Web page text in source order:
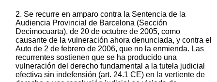
2. Se recurre en amparo contra la Sentencia de la
Audiencia Provincial de Barcelona (Sección
Decimocuarta), de 20 de octubre de 2005, como
causante de la vulneración ahora denunciada, y contra el
Auto de 2 de febrero de 2006, que no la enmienda. Las
recurrentes sostienen que se ha producido una
vulneración del derecho fundamental a la tutela judicial
efectiva sin indefensión (art. 24.1 CE) en la vertiente de